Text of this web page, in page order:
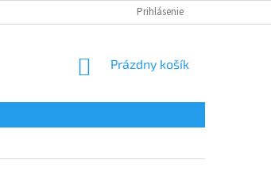
NAPÍŠTE NÁM
Prihlásenie
NÁKUPNÝ
Prázdny košík